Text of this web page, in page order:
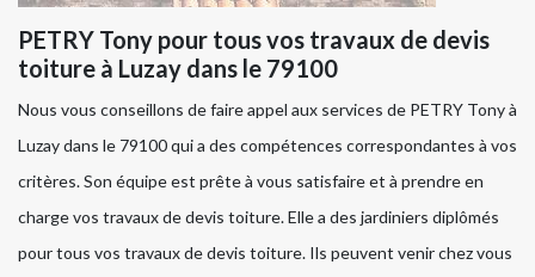
PETRY Tony pour tous vos travaux de devis
toiture à Luzay dans le 79100
Nous vous conseillons de faire appel aux services de PETRY Tony à
Luzay dans le 79100 qui a des compétences correspondantes à vos
critères. Son équipe est prête à vous satisfaire et à prendre en
charge vos travaux de devis toiture. Elle a des jardiniers diplômés
pour tous vos travaux de devis toiture. Ils peuvent venir chez vous